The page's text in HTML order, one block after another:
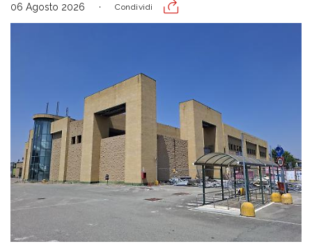
06 Agosto 2026 Condividi